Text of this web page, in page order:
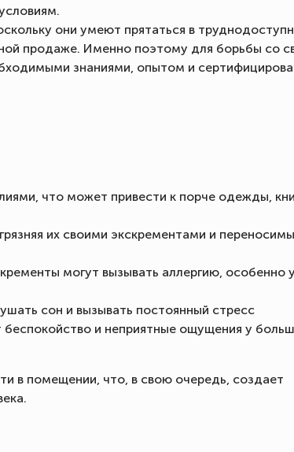
они умеют прятаться в
продаже. Именно поэтому для борьбы со
знаниями, опытом и
что может привести к порче одежды,
их своими экскрементами и
могут вызывать аллергию, особенно
сон и вызывать постоянный стресс
и неприятные ощущения у
в помещении, что, в свою очередь, создает